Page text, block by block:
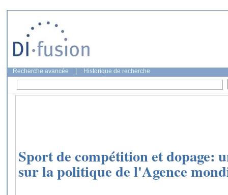
Recherche avancée Historique de recherche
Sport de compétition et dopage:
sur la politique de l'Agence